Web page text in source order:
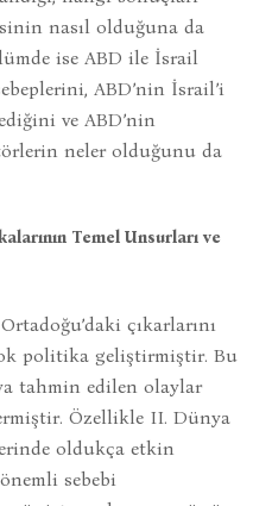
nasıl olduğuna da
ise ABD ile İsrail
ABD’nin İsrail’i
ve ABD’nin
neler olduğunu da
Temel Unsurları ve
çıkarlarını
politika geliştirmiştir. Bu
tahmin edilen olaylar
Özellikle II. Dünya
oldukça etkin
sebebi